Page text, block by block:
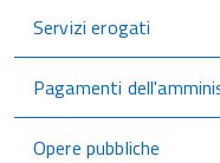
Servizi erogati
Pagamenti
Opere pubbliche